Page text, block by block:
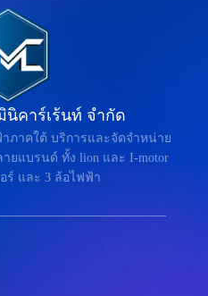
คาร์เร้นท์ จำกัด
ภาคใต้ บริการและจัดจำหน่าย
ยแบรนด์ ทั้ง lion และ I-motor
ร์ และ 3 ล้อไฟฟ้า